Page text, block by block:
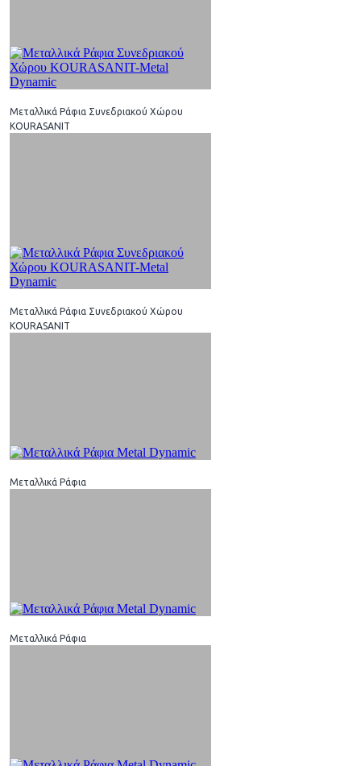
Μεταλλικά Ράφια Συνεδριακού Χώρου
KOURASANIT
Μεταλλικά Ράφια Συνεδριακού Χώρου
KOURASANIT
Μεταλλικά Ράφια
Μεταλλικά Ράφια